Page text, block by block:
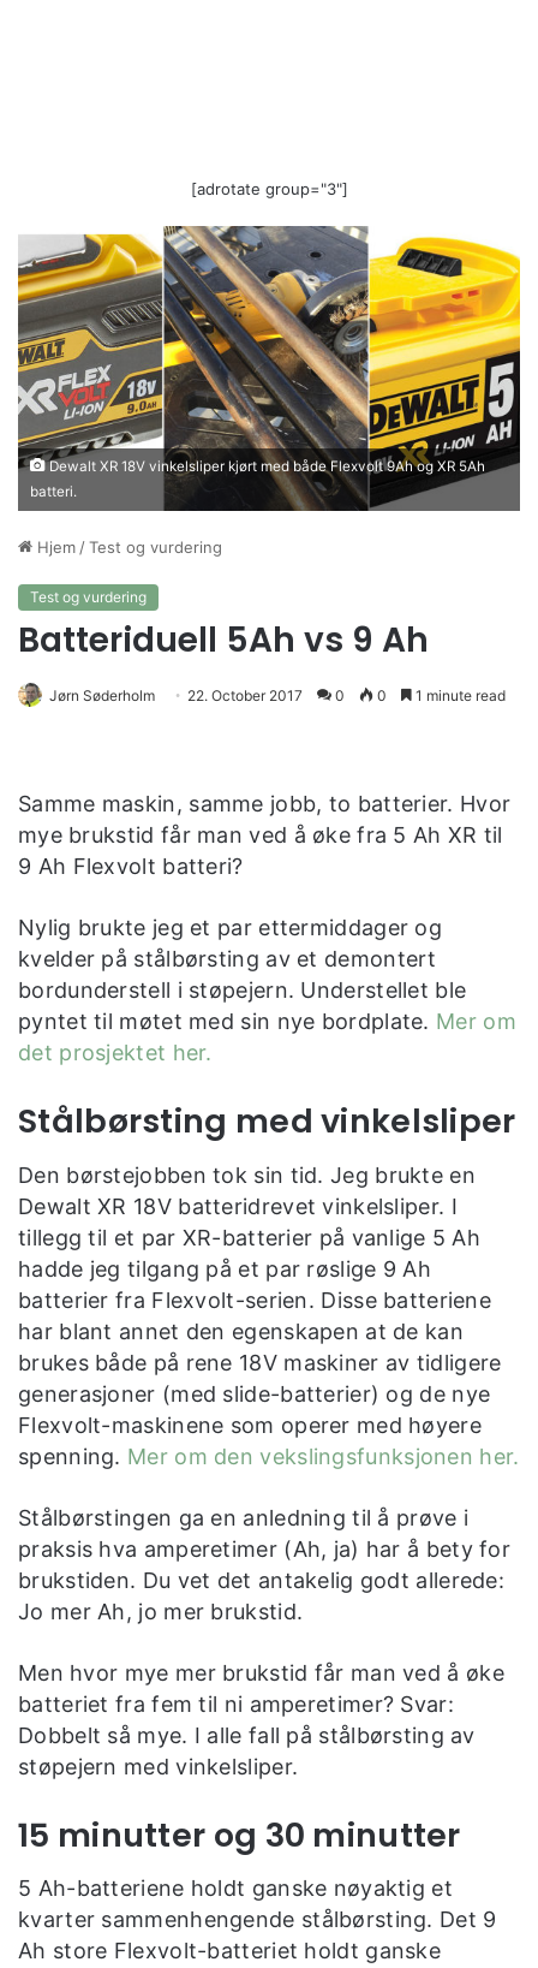
[adrotate group="3"]
Dewalt XR 18V vinkelsliper kjørt med både Flexvolt 9Ah og XR 5Ah
batteri.
Hjem/Test og vurdering
Test og vurdering
Batteriduell 5Ah vs 9 Ah
Jørn Søderholm 22. October 2017 0 0 1 minute read
Samme maskin, samme jobb, to batterier. Hvor
mye brukstid får man ved å øke fra 5 Ah XR til
9 Ah Flexvolt batteri?
Nylig brukte jeg et par ettermiddager og
kvelder på stålbørsting av et demontert
bordunderstell i støpejern. Understellet ble
pyntet til møtet med sin nye bordplate. Mer om
det prosjektet her.
Stålbørsting med vinkelsliper
Den børstejobben tok sin tid. Jeg brukte en
Dewalt XR 18V batteridrevet vinkelsliper. I
tillegg til et par XR-batterier på vanlige 5 Ah
hadde jeg tilgang på et par røslige 9 Ah
batterier fra Flexvolt-serien. Disse batteriene
har blant annet den egenskapen at de kan
brukes både på rene 18V maskiner av tidligere
generasjoner (med slide-batterier) og de nye
Flexvolt-maskinene som operer med høyere
spenning. Mer om den vekslingsfunksjonen her.
Stålbørstingen ga en anledning til å prøve i
praksis hva amperetimer (Ah, ja) har å bety for
brukstiden. Du vet det antakelig godt allerede:
Jo mer Ah, jo mer brukstid.
Men hvor mye mer brukstid får man ved å øke
batteriet fra fem til ni amperetimer? Svar:
Dobbelt så mye. I alle fall på stålbørsting av
støpejern med vinkelsliper.
15 minutter og 30 minutter
5 Ah-batteriene holdt ganske nøyaktig et
kvarter sammenhengende stålbørsting. Det 9
Ah store Flexvolt-batteriet holdt ganske